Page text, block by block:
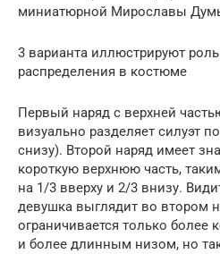
миниатюрной Мирославы
3 варианта иллюстрируют
распределения в костюме
Первый наряд с верхней
визуально разделяет силуэт
снизу). Второй наряд имеет
короткую верхнюю часть,
на 1/3 вверху и 2/3 внизу.
девушка выглядит во втором
ограничивается только более
и более длинным низом, но